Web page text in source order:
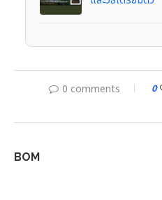
0 comments 0
BOM